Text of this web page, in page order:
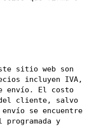
sitio web son
incluyen IVA,
envío. El costo
cliente, salvo
se encuentre
programada y